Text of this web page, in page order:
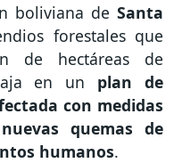
boliviana de Santa
forestales que
de hectáreas de
en un plan de
con medidas
quemas de
humanos.